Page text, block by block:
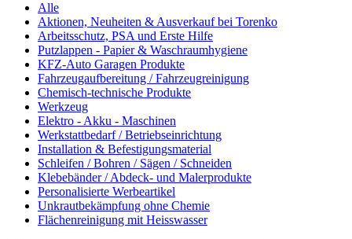
Alle
Aktionen, Neuheiten & Ausverkauf bei Torenko
Arbeitsschutz, PSA und Erste Hilfe
Putzlappen - Papier & Waschraumhygiene
KFZ-Auto Garagen Produkte
Fahrzeugaufbereitung / Fahrzeugreinigung
Chemisch-technische Produkte
Werkzeug
Elektro - Akku - Maschinen
Werkstattbedarf / Betriebseinrichtung
Installation & Befestigungsmaterial
Schleifen / Bohren / Sägen / Schneiden
Klebebänder / Abdeck- und Malerprodukte
Personalisierte Werbeartikel
Unkrautbekämpfung ohne Chemie
Flächenreinigung mit Heisswasser